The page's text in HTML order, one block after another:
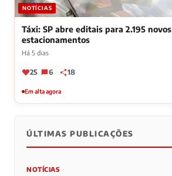
NOTÍCIAS
Táxi: SP abre editais para 2.195 novos
estacionamentos
Há 5 dias
25 6 18
Em alta agora
ÚLTIMAS PUBLICAÇÕES
NOTÍCIAS